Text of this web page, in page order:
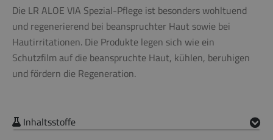
Die LR ALOE VIA Spezial-Pflege ist besonders wohltuend
und regenerierend bei beanspruchter Haut sowie bei
Hautirritationen. Die Produkte legen sich wie ein
Schutzfilm auf die beanspruchte Haut, kühlen, beruhigen
und fördern die Regeneration.
Inhaltsstoffe